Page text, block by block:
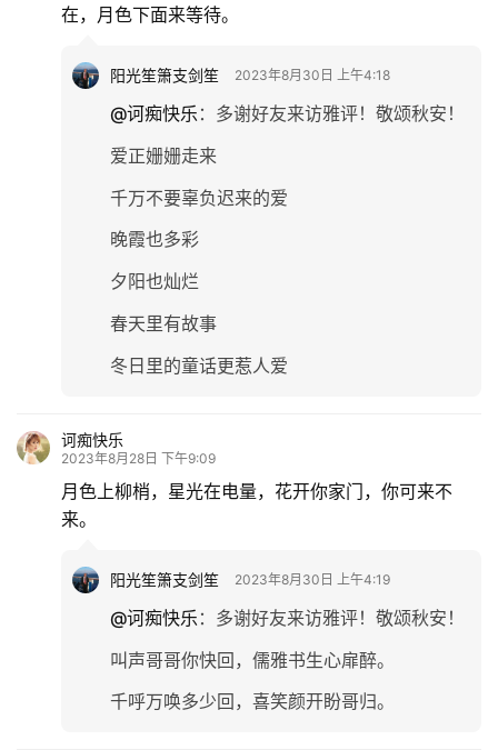
在，月色下面来等待。
阳光笙箫支剑笙 2023年8月30日 上午4:18
@诃痴快乐 ： 多谢好友来访雅评！敬颂秋安！
爱正姗姗走来
千万不要辜负迟来的爱
晚霞也多彩
夕阳也灿烂
春天里有故事
冬日里的童话更惹人爱
诃痴快乐
2023年8月28日 下午9:09
月色上柳梢，星光在电量，花开你家门，你可来不
来。
阳光笙箫支剑笙 2023年8月30日 上午4:19
@诃痴快乐 ： 多谢好友来访雅评！敬颂秋安！
叫声哥哥你快回，儒雅书生心扉醉。
千呼万唤多少回，喜笑颜开盼哥归。